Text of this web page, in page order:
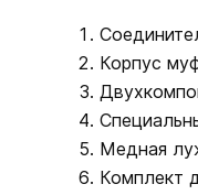
Корпус
Медная
Комплект